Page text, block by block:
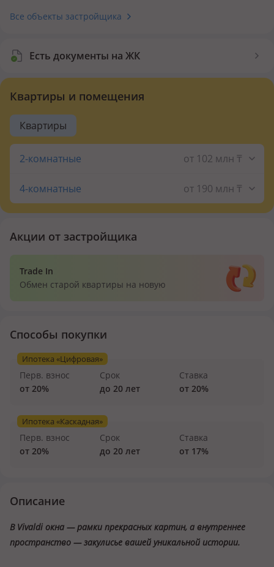
Детская площадка Спортивная площадка
Все объекты застройщика
Есть документы на ЖК
Квартиры и помещения
Квартиры
2-комнатные от 102 млн ₸
98,21 м² от 102 138 400 ₸
Заказать обратный звонок
4-комнатные от 190 млн ₸
149,96 м² от 190 899 080 ₸
Заказать обратный звонок
159,03 м²
Заказать обратный звонок
от 208 555 900 ₸
184,2 м² от 226 013 400 ₸
Заказать обратный звонок
191 м²
Заказать обратный звонок
202,22 м²
235,39 м² от 306 007 000 ₸
Акции от застройщика
Trade In
Обмен старой квартиры на новую
Способы покупки
Ипотека «Цифровая»
Перв. взнос
от 20%
Срок
до 20 лет
Ставка
от 20%
Ипотека «Каскадная»
Перв. взнос
от 20%
Срок
до 20 лет
Ставка
от 17%
Описание
В Vivaldi окна — рамки прекрасных картин, а внутреннее
пространство — закулисье вашей уникальной истории.